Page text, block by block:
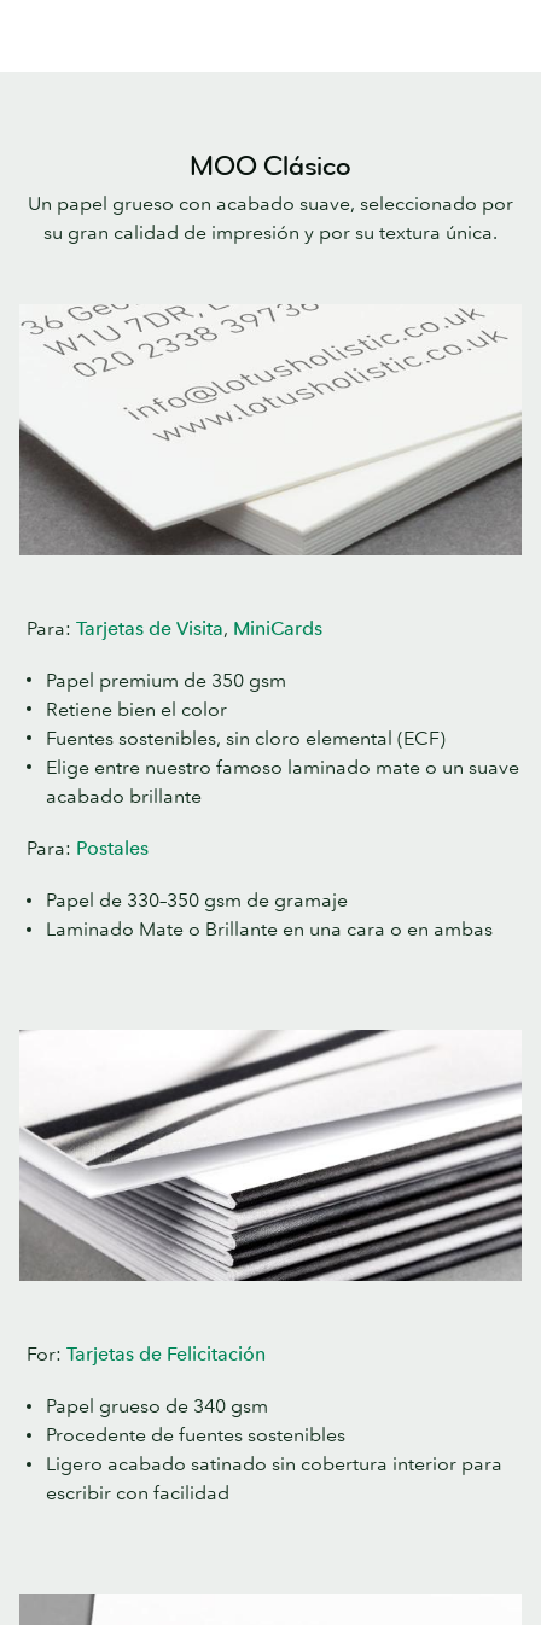
MOO Clásico
Un papel grueso con acabado suave, seleccionado por
su gran calidad de impresión y por su textura única.
Para: Tarjetas de Visita, MiniCards
Papel premium de 350 gsm
Retiene bien el color
Fuentes sostenibles, sin cloro elemental (ECF)
Elige entre nuestro famoso laminado mate o un suave
acabado brillante
Para: Postales
Papel de 330–350 gsm de gramaje
Laminado Mate o Brillante en una cara o en ambas
For: Tarjetas de Felicitación
Papel grueso de 340 gsm
Procedente de fuentes sostenibles
Ligero acabado satinado sin cobertura interior para
escribir con facilidad